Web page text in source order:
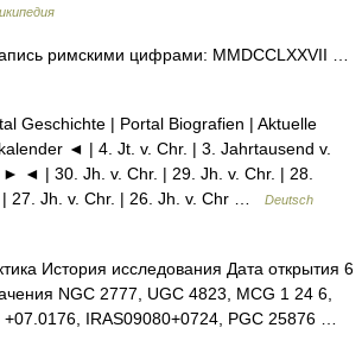
римскими цифрами: MMDCCLXXVII …
Geschichte | Portal Biografien | Aktuelle
◄ | 4. Jt. v. Chr. | 3. Jahrtausend v.
◄ | 30. Jh. v. Chr. | 29. Jh. v. Chr. | 28.
| 27. Jh. v. Chr. | 26. Jh. v. Chr …
Deutsch
История исследования Дата открытия 6
NGC 2777, UGC 4823, MCG 1 24 6,
+07.0176, IRAS09080+0724, PGC 25876 …